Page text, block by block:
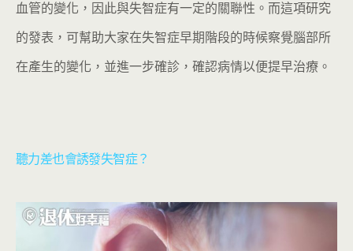
血管的變化，因此與失智症有一定的關聯性。而這項研究
的發表，可幫助大家在失智症早期階段的時候察覺腦部所
在產生的變化，並進一步確診，確認病情以便提早治療。
聽力差也會誘發失智症？